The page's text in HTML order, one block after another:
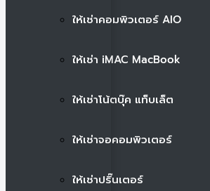
ให้เช่าคอมพิวเตอร์ AIO
ให้เช่า iMAC MacBook
ให้เช่าโน้ตบุ๊ค แท็บเล็ต
ให้เช่าจอคอมพิวเตอร์
ให้เช่าปริ๊นเตอร์